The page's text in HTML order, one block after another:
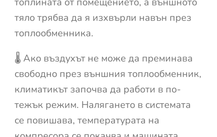
тяло трябва да я изхвърли навън през
топлообменника.
🌡️ Ако въздухът не може да преминава
свободно през външния топлообменник,
климатикът започва да работи в по-
тежък режим. Налягането в системата
се повишава, температурата на